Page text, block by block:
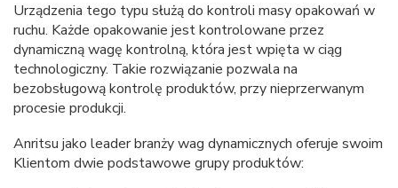
Urządzenia tego typu służą do kontroli masy opakowań w
ruchu. Każde opakowanie jest kontrolowane przez
dynamiczną wagę kontrolną, która jest wpięta w ciąg
technologiczny. Takie rozwiązanie pozwala na
bezobsługową kontrolę produktów, przy nieprzerwanym
procesie produkcji.
Anritsu jako leader branży wag dynamicznych oferuje swoim
Klientom dwie podstawowe grupy produktów: